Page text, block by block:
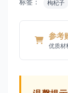
枸杞子
参考
优质材